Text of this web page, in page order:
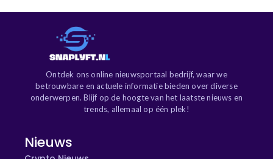
Ontdek ons online nieuwsportaal bedrijf, waar we
betrouwbare en actuele informatie bieden over diverse
onderwerpen. Blijf op de hoogte van het laatste nieuws en
trends, allemaal op één plek!
Nieuws